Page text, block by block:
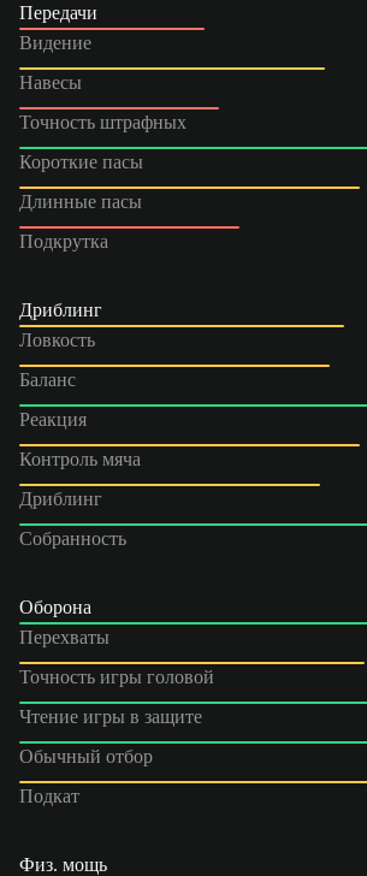
Передачи
Видение
Навесы
Точность штрафных
Короткие пасы
Длинные пасы
Подкрутка
Дриблинг
Ловкость
Баланс
Реакция
Контроль мяча
Дриблинг
Собранность
Оборона
Перехваты
Точность игры головой
Чтение игры в защите
Обычный отбор
Подкат
Физ. мощь